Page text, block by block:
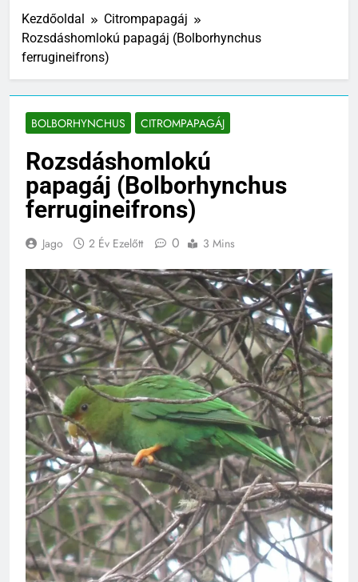
Kezdőoldal
Citrompapagáj
Rozsdáshomlokú papagáj (Bolborhynchus
ferrugineifrons)
BOLBORHYNCHUS CITROMPAPAGÁJ
Rozsdáshomlokú
papagáj (Bolborhynchus
ferrugineifrons)
Jago 2 Év Ezelőtt 0 3 Mins